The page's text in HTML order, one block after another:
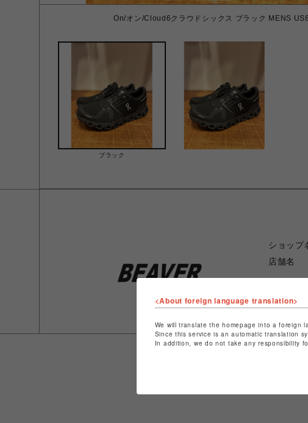
On/オン/Cloud6クラウドシックス ブラック MENS
ブラック
ショップ
店舗名
ショップ
<About foreign language translation>
We will translate the homepage into a foreign
Since this service is an automatic translation
In addition, we do not take any responsibility